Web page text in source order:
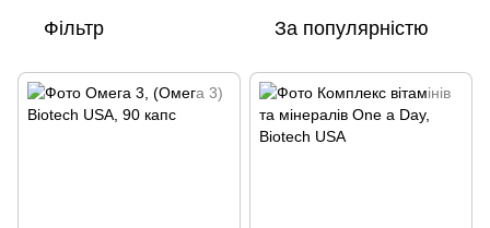
Фільтр За популярністю